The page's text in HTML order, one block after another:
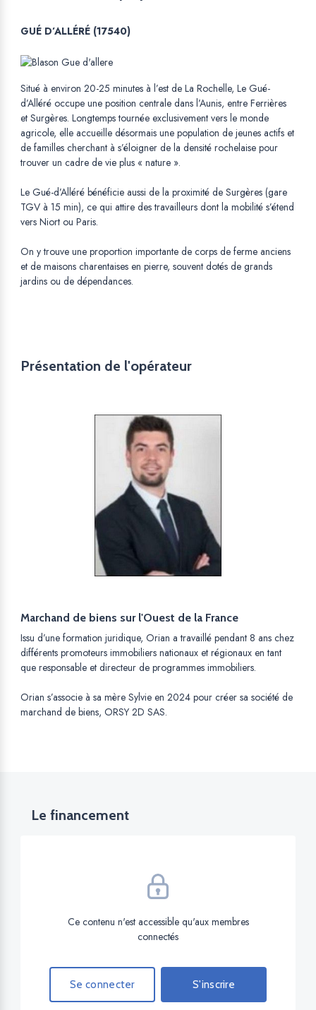
GUÉ D’ALLÉRÉ (17540)
Situé à environ 20-25 minutes à l’est de La Rochelle, Le Gué-
d’Alléré occupe une position centrale dans l’Aunis, entre Ferrières
et Surgères. Longtemps tournée exclusivement vers le monde
agricole, elle accueille désormais une population de jeunes actifs et
de familles cherchant à s’éloigner de la densité rochelaise pour
trouver un cadre de vie plus « nature ».
Le Gué-d’Alléré bénéficie aussi de la proximité de Surgères (gare
TGV à 15 min), ce qui attire des travailleurs dont la mobilité s’étend
vers Niort ou Paris.
On y trouve une proportion importante de corps de ferme anciens
et de maisons charentaises en pierre, souvent dotés de grands
jardins ou de dépendances.
Présentation de l'opérateur
Marchand de biens sur l'Ouest de la France
Issu d’une formation juridique, Orian a travaillé pendant 8 ans chez
différents promoteurs immobiliers nationaux et régionaux en tant
que responsable et directeur de programmes immobiliers.
Orian s’associe à sa mère Sylvie en 2024 pour créer sa société de
marchand de biens, ORSY 2D SAS.
Le financement
Ce contenu n'est accessible qu'aux membres
connectés
Se connecter S'inscrire